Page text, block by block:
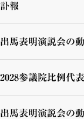
訃報
出馬表明演説会の
2028参議院比例代
出馬表明演説会の